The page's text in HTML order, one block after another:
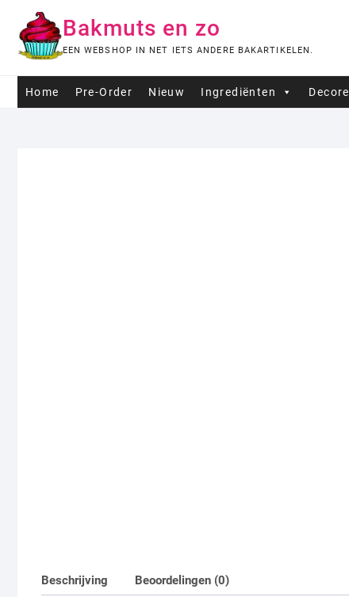
naar
Bakmuts en zo
EEN WEBSHOP IN NET IETS ANDERE BAKARTIKELEN.
Home Pre-Order Nieuw Ingrediënten
Beschrijving Beoordelingen (0)